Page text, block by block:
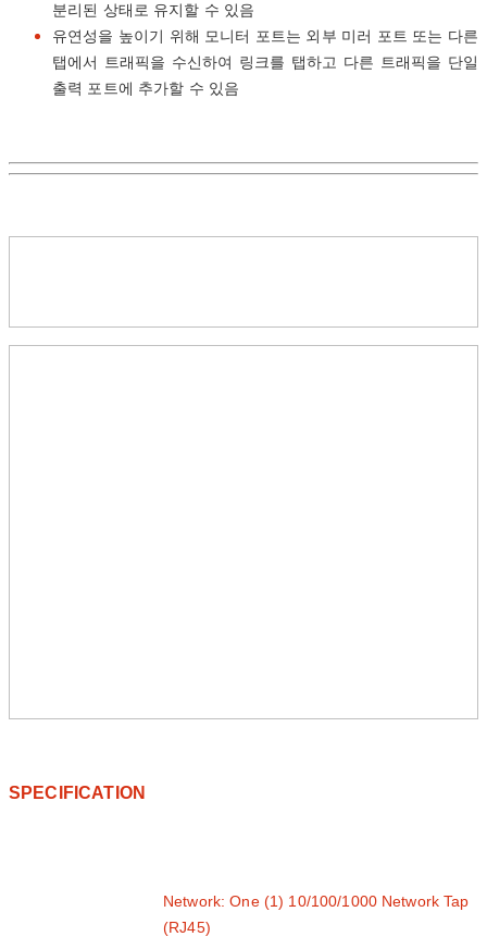
분리된 상태로 유지할 수 있음
유연성을 높이기 위해 모니터 포트는 외부 미러 포트 또는 다른
탭에서 트래픽을 수신하여 링크를 탭하고 다른 트래픽을 단일
출력 포트에 추가할 수 있음
SPECIFICATION
Network: One (1) 10/100/1000 Network Tap
(RJ45)